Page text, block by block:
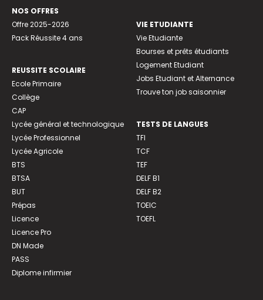
NOS OFFRES
Offre 2025-2026
Pack Réussite 4 ans
REUSSITE SCOLAIRE
Ecole Primaire
Collège
CAP
Lycée général et technologique
Lycée Professionnel
Lycée Agricole
BTS
BTSA
BUT
Prépas
Licence
Licence Pro
DN Made
PASS
Diplome infirmier
VIE ETUDIANTE
Vie Etudiante
Bourses et prêts étudiants
Logement Etudiant
Jobs Etudiant et Alternance
Trouve ton job saisonnier
TESTS DE LANGUES
TFI
TCF
TEF
DELF B1
DELF B2
TOEIC
TOEFL